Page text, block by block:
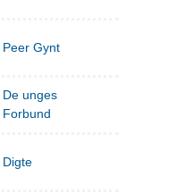
Peer Gynt
De unges
Forbund
Digte